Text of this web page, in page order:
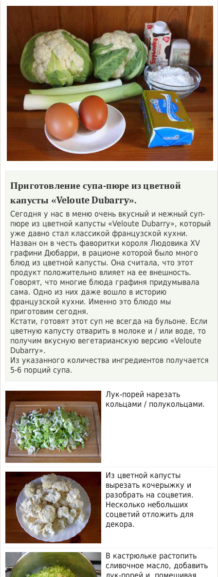
Приготовление супа-пюре из цветной
капусты «Veloute Dubarry».
Сегодня у нас в меню очень вкусный и нежный суп-
пюре из цветной капусты «Veloute Dubarry», который
уже давно стал классикой французской кухни.
Назван он в честь фаворитки короля Людовика XV
графини Дюбарри, в рационе которой было много
блюд из цветной капусты. Она считала, что этот
продукт положительно влияет на ее внешность.
Говорят, что многие блюда графиня придумывала
сама. Одно из них даже вошло в историю
французской кухни. Именно это блюдо мы
приготовим сегодня.
Кстати, готовят этот суп не всегда на бульоне. Если
цветную капусту отварить в молоке и / или воде, то
получим вкусную вегетарианскую версию «Veloute
Dubarry».
Из указанного количества ингредиентов получается
5-6 порций супа.
Лук-порей нарезать
кольцами / полукольцами.
Из цветной капусты
вырезать кочерыжку и
разобрать на соцветия.
Несколько небольших
соцветий отложить для
декора.
В кастрюльке растопить
сливочное масло, добавить